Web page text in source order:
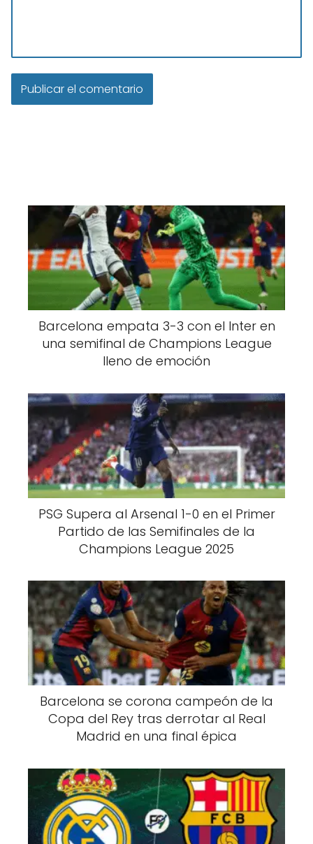
Barcelona empata 3-3 con el Inter en
una semifinal de Champions League
lleno de emoción
PSG Supera al Arsenal 1-0 en el Primer
Partido de las Semifinales de la
Champions League 2025
Barcelona se corona campeón de la
Copa del Rey tras derrotar al Real
Madrid en una final épica